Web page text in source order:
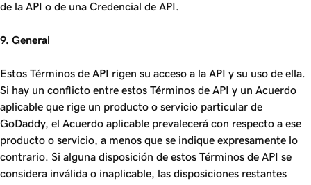
de la API o de una Credencial de API.
9. General
Estos Términos de API rigen su acceso a la API y su uso de ella.
Si hay un conflicto entre estos Términos de API y un Acuerdo
aplicable que rige un producto o servicio particular de
GoDaddy, el Acuerdo aplicable prevalecerá con respecto a ese
producto o servicio, a menos que se indique expresamente lo
contrario. Si alguna disposición de estos Términos de API se
considera inválida o inaplicable, las disposiciones restantes